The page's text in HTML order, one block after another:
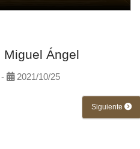
Miguel Ángel
2021/10/25
Siguiente